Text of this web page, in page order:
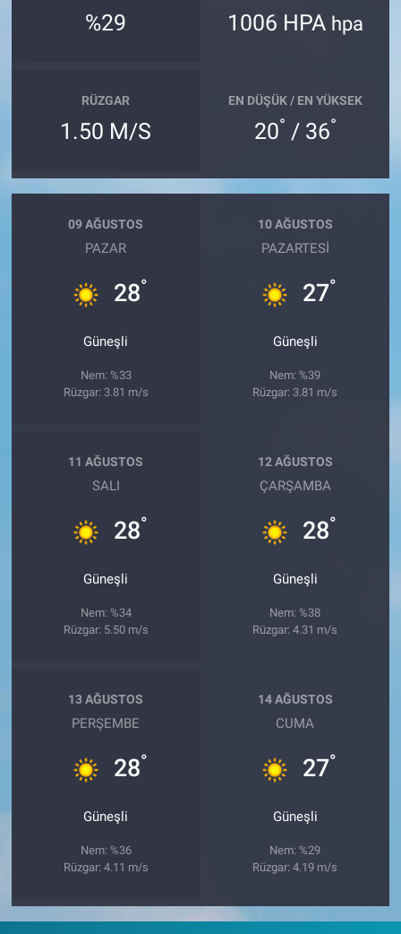
%29 1006 HPA hpa
RÜZGAR
1.50 M/S
EN DÜŞÜK / EN YÜKSEK
20° / 36°
09 AĞUSTOS
PAZAR
28°
Güneşli
Nem: %33
Rüzgar: 3.81 m/s
10 AĞUSTOS
PAZARTESI
27°
Güneşli
Nem: %39
Rüzgar: 3.81 m/s
11 AĞUSTOS
SALI
28°
Güneşli
Nem: %34
Rüzgar: 5.50 m/s
12 AĞUSTOS
ÇARŞAMBA
28°
Güneşli
Nem: %38
Rüzgar: 4.31 m/s
13 AĞUSTOS
PERŞEMBE
28°
Güneşli
Nem: %36
Rüzgar: 4.11 m/s
14 AĞUSTOS
CUMA
27°
Güneşli
Nem: %29
Rüzgar: 4.19 m/s